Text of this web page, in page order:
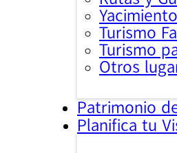
Turismo
Turismo
Otros
Patrimonio
Planifica tu